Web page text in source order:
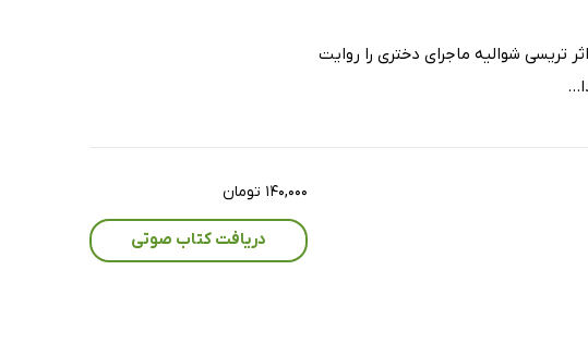
تریسی شوالیه ماجرای دختری را روایت
۱۴۰,۰۰۰ تومان
دریافت کتاب صوتی